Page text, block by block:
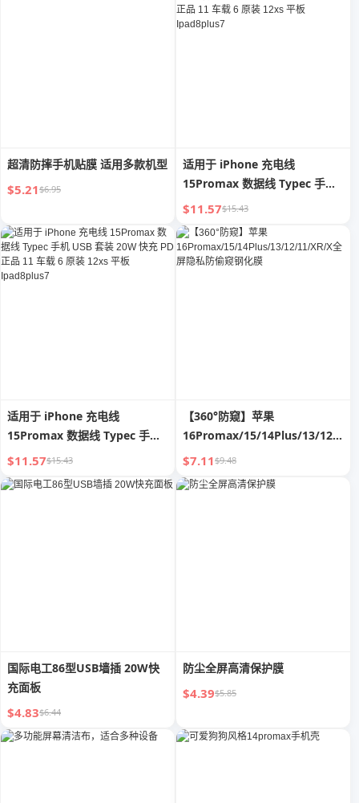
超清防摔手机贴膜 适用多款机型
$5.21$6.95
适用于 iPhone 充电线
15Promax 数据线 Typec 手机
USB 套装 20W 快充 PD 正品 11
车载 6 原装 12xs 平板
Ipad8plus7
$11.57$15.43
适用于 iPhone 充电线
15Promax 数据线 Typec 手机
USB 套装 20W 快充 PD 正品 11
车载 6 原装 12xs 平板
Ipad8plus7
$11.57$15.43
【360°防窥】苹果
16Promax/15/14Plus/13/12/11/
全屏隐私防偷窥钢化膜
$7.11$9.48
国际电工86型USB墙插 20W快
充面板
$4.83$6.44
防尘全屏高清保护膜
$4.39$5.85